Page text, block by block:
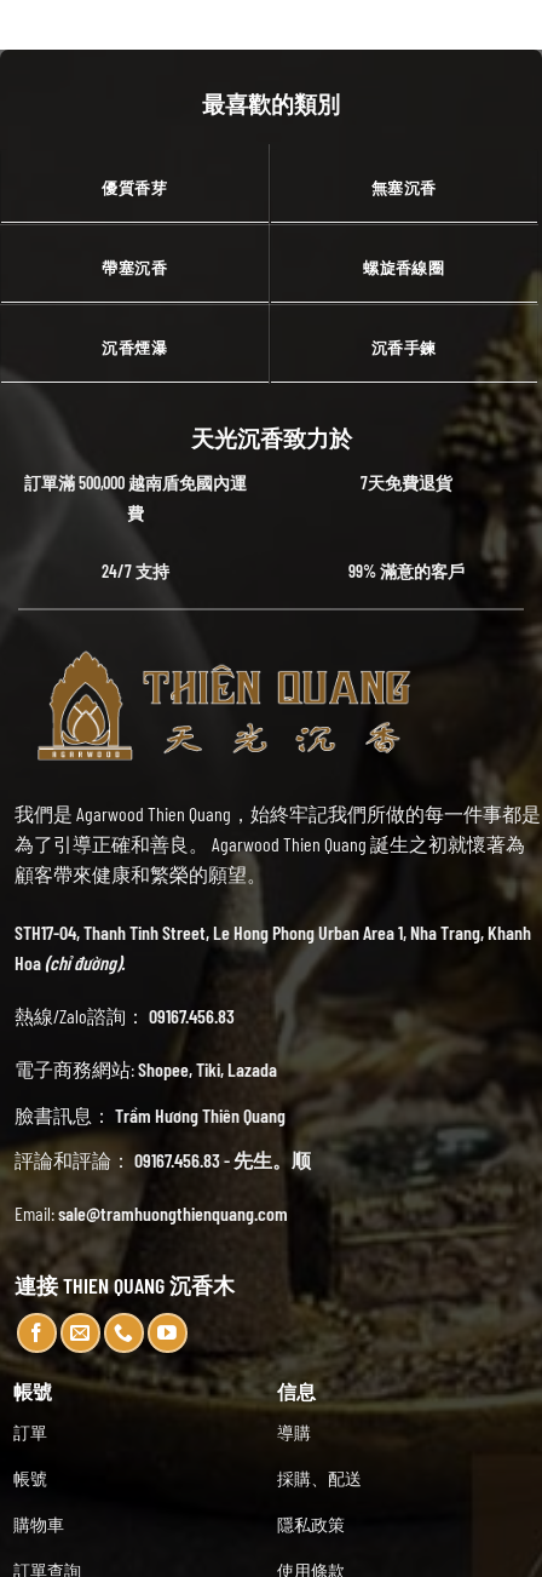
最喜歡的類別
優質香芽 無塞沉香
帶塞沉香 螺旋香線圈
沉香煙瀑 沉香手鍊
天光沉香致力於
訂單滿 500,000 越南盾免國內運
費
7天免費退貨
24/7 支持 99% 滿意的客戶
我們是 Agarwood Thien Quang，始終牢記我們所做的每一件事都是
為了引導正確和善良。 Agarwood Thien Quang 誕生之初就懷著為
顧客帶來健康和繁榮的願望。
STH17-04, Thanh Tinh Street, Le Hong Phong Urban Area 1, Nha Trang, Khanh
Hoa(chỉ đường).
熱線/Zalo諮詢： 09167.456.83
電子商務網站:Shopee,Tiki,Lazada
臉書訊息： Trầm Hương Thiên Quang
評論和評論： 09167.456.83 - 先生。顺
Email:sale@tramhuongthienquang.com
連接 THIEN QUANG 沉香木
帳號
訂單
帳號
購物車
訂單查詢
信息
導購
採購、配送
隱私政策
使用條款